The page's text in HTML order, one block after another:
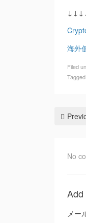
海外
Filed
No
メー